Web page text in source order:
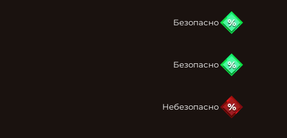
Безопасно
Безопасно
Небезопасно